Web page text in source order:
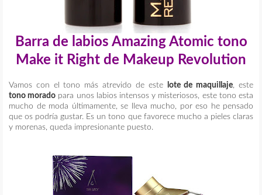
Barra de labios Amazing Atomic tono
Make it Right de Makeup Revolution
Vamos con el tono más atrevido de este lote de maquillaje , este
tono morado para unos labios intensos y misteriosos, este tono esta
mucho de moda últimamente, se lleva mucho, por eso he pensado
que os podría gustar. Es un tono que favorece mucho a pieles claras
y morenas, queda impresionante puesto.